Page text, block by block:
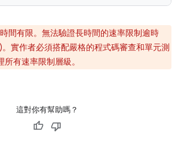
間有限。無法驗證長時間的速率限制逾時
實作者必須搭配嚴格的程式碼審查和單元測
有速率限制層級。
這對你有幫助嗎？